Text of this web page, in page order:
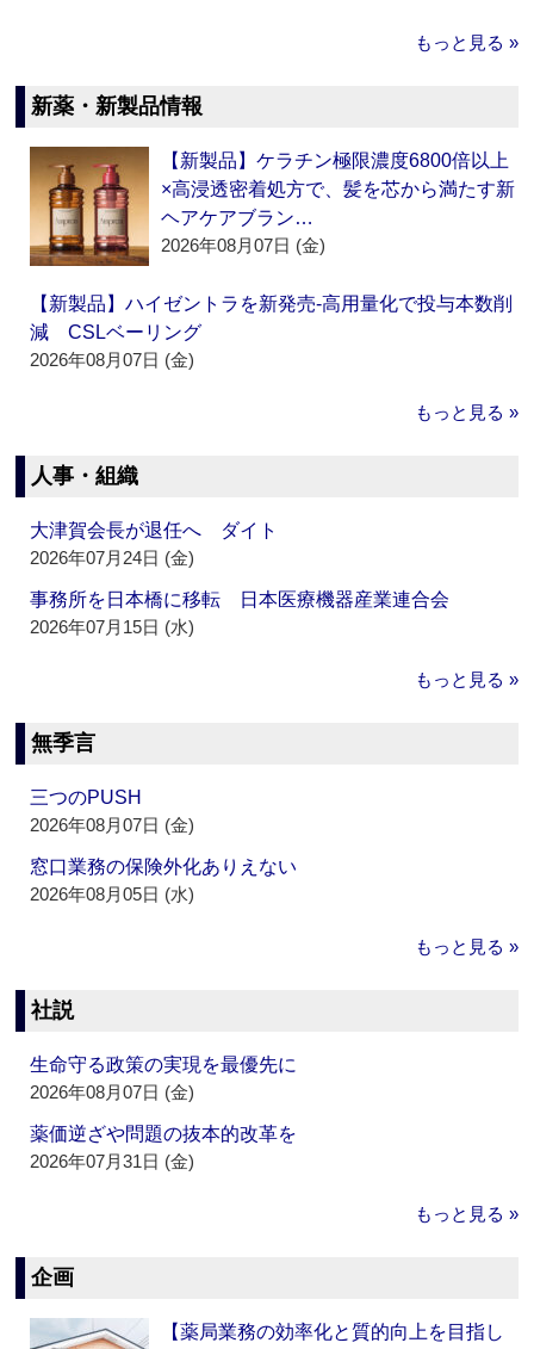
もっと見る »
新薬・新製品情報
【新製品】ケラチン極限濃度6800倍以上
×高浸透密着処方で、髪を芯から満たす新
ヘアケアブラン…
2026年08月07日 (金)
【新製品】ハイゼントラを新発売‐高用量化で投与本数削
減 CSLベーリング
2026年08月07日 (金)
もっと見る »
人事・組織
大津賀会長が退任へ ダイト
2026年07月24日 (金)
事務所を日本橋に移転 日本医療機器産業連合会
2026年07月15日 (水)
もっと見る »
無季言
三つのPUSH
2026年08月07日 (金)
窓口業務の保険外化ありえない
2026年08月05日 (水)
もっと見る »
社説
生命守る政策の実現を最優先に
2026年08月07日 (金)
薬価逆ざや問題の抜本的改革を
2026年07月31日 (金)
もっと見る »
企画
【薬局業務の効率化と質的向上を目指し